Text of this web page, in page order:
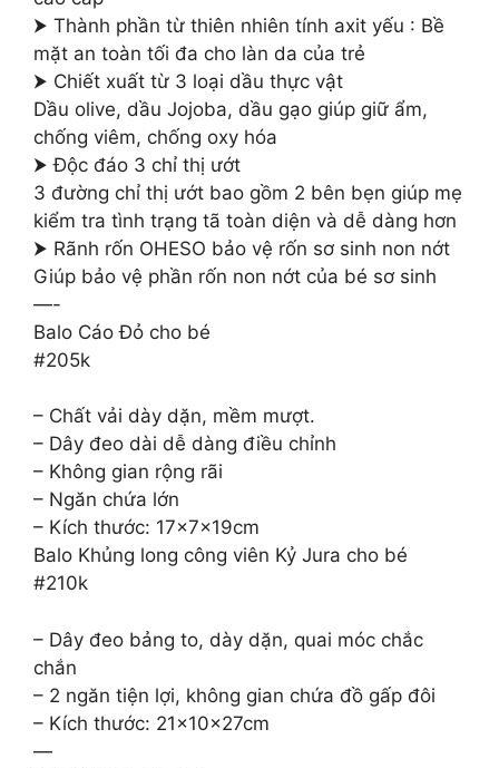
⮞ Thành phần từ thiên nhiên tính axit yếu : Bề
mặt an toàn tối đa cho làn da của trẻ
⮞ Chiết xuất từ 3 loại dầu thực vật
Dầu olive, dầu Jojoba, dầu gạo giúp giữ ẩm,
chống viêm, chống oxy hóa
⮞ Độc đáo 3 chỉ thị ướt
3 đường chỉ thị ướt bao gồm 2 bên bẹn giúp mẹ
kiểm tra tình trạng tã toàn diện và dễ dàng hơn
⮞ Rãnh rốn OHESO bảo vệ rốn sơ sinh non nớt
Giúp bảo vệ phần rốn non nớt của bé sơ sinh
—-
Balo Cáo Đỏ cho bé
#205k
– Chất vải dày dặn, mềm mượt.
– Dây đeo dài dễ dàng điều chỉnh
– Không gian rộng rãi
– Ngăn chứa lớn
– Kích thước: 17x7x19cm
Balo Khủng long công viên Kỷ Jura cho bé
#210k
– Dây đeo bảng to, dày dặn, quai móc chắc
chắn
– 2 ngăn tiện lợi, không gian chứa đồ gấp đôi
– Kích thước: 21x10x27cm
—